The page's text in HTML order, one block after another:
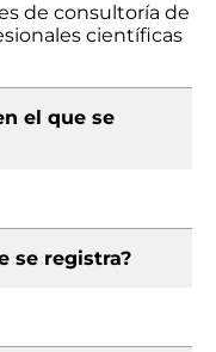
de consultoría de
científicas
el que se
se registra?